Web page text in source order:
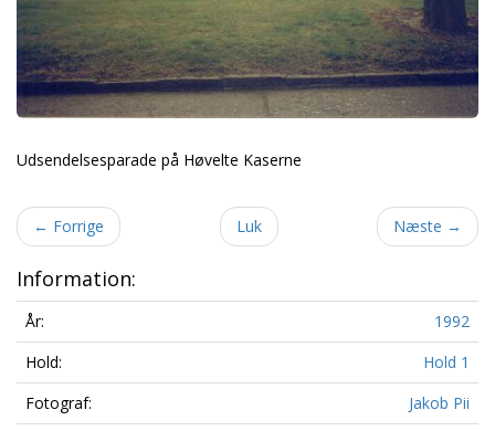
Udsendelsesparade på Høvelte Kaserne
← Forrige Luk Næste →
Information:
År:
1992
Hold:
Hold 1
Fotograf:
Jakob Pii